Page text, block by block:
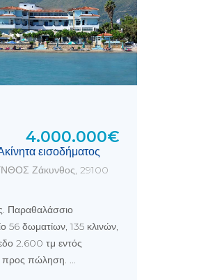
εισοδήματος
4.000.000€
Ζάκυνθος, 29100
Παραθαλάσσιο
56 δωματίων, 135 κλινών,
2.600 τμ εντός
προς πώληση. ...